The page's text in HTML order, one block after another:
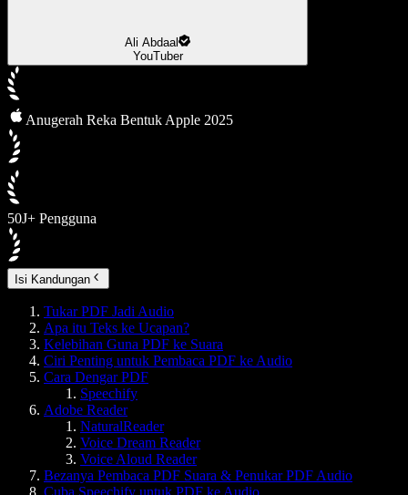
Ali Abdaal
YouTuber
Anugerah Reka Bentuk Apple 2025
50J+ Pengguna
Isi Kandungan
Tukar PDF Jadi Audio
Apa itu Teks ke Ucapan?
Kelebihan Guna PDF ke Suara
Ciri Penting untuk Pembaca PDF ke Audio
Cara Dengar PDF
Speechify
Adobe Reader
NaturalReader
Voice Dream Reader
Voice Aloud Reader
Bezanya Pembaca PDF Suara & Penukar PDF Audio
Cuba Speechify untuk PDF ke Audio